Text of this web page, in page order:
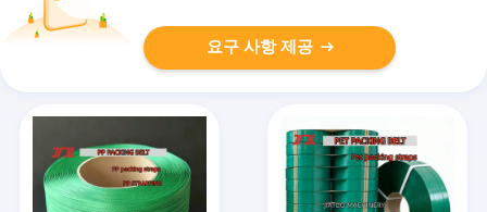
요구 사항 제공